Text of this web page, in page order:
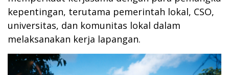
kepentingan, terutama pemerintah lokal, CSO,
universitas, dan komunitas lokal dalam
melaksanakan kerja lapangan.